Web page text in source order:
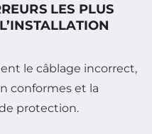
LES PLUS
le câblage incorrect,
conformes et la
protection.